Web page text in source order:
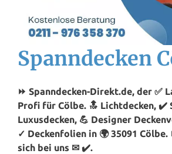
Spanndecken
⏩ Spanndecken-Direkt.de, der ✅
Profi für Cölbe. 🔝 Lichtdecken, ✔️
Luxusdecken, 💪 Designer
✓ Deckenfolien in 🌍 35091 Cölbe.
sich bei uns ✉ ✔️.